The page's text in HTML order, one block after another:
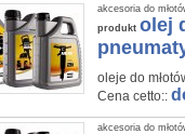
akcesoria do
produkt olej
oleje do
Cena cetto::
akcesoria do